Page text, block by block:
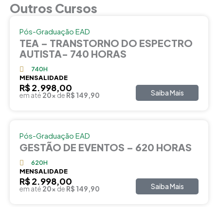
Outros Cursos
Pós-Graduação EAD
TEA – TRANSTORNO DO ESPECTRO
AUTISTA- 740 HORAS
740H
MENSALIDADE
R$ 2.998,00
em até 20xde R$ 149,90 Saiba Mais
Pós-Graduação EAD
GESTÃO DE EVENTOS – 620 HORAS
620H
MENSALIDADE
R$ 2.998,00
em até 20xde R$ 149,90 Saiba Mais